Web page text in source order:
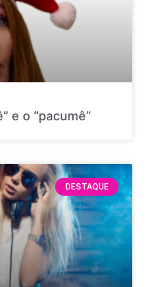
e o “pacumê”
DESTAQUE